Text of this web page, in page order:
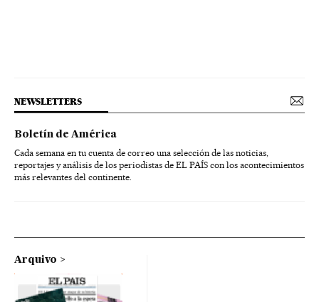
NEWSLETTERS
Boletín de América
Cada semana en tu cuenta de correo una selección de las noticias,
reportajes y análisis de los periodistas de EL PAÍS con los acontecimientos
más relevantes del continente.
Arquivo